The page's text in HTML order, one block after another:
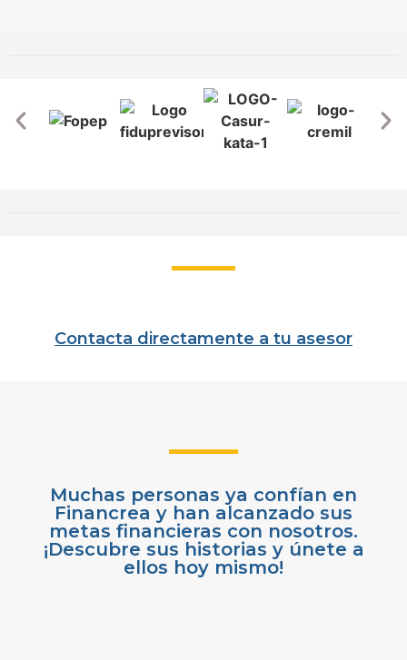
Contacta directamente a tu asesor
Muchas personas ya confían en
Financrea y han alcanzado sus
metas financieras con nosotros.
¡Descubre sus historias y únete a
ellos hoy mismo!